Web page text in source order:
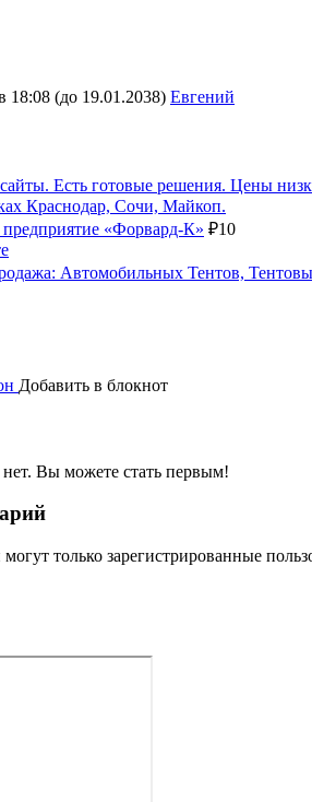
18:08 (до 19.01.2038) Евгений
Есть готовые решения. Цены
Краснодар, Сочи, Майкоп.
предприятие «Форвард-К» ₽10
Автомобильных Тентов,
Добавить в блокнот
Вы можете стать первым!
только зарегистрированные